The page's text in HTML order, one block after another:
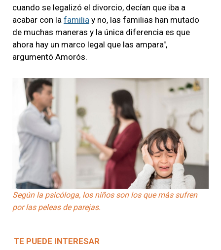
cuando se legalizó el divorcio, decían que iba a
acabar con la familia y no, las familias han mutado
de muchas maneras y la única diferencia es que
ahora hay un marco legal que las ampara",
argumentó Amorós.
Según la psicóloga, los niños son los que más sufren
por las peleas de parejas.
TE PUEDE INTERESAR